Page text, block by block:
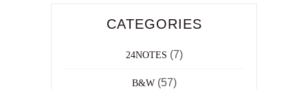
CATEGORIES
24NOTES (7)
B&W(57)